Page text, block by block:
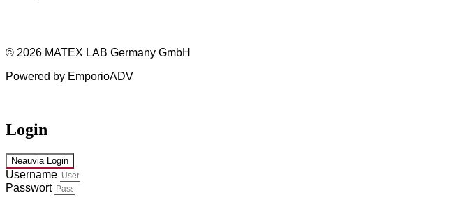
© 2026 MATEX LAB Germany GmbH
Powered by EmporioADV
Login
Neauvia Login
Username
Passwort